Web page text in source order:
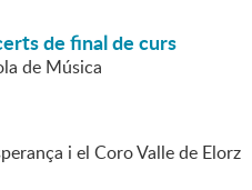
de final de curs
de Música
i el Coro Valle de Elorz